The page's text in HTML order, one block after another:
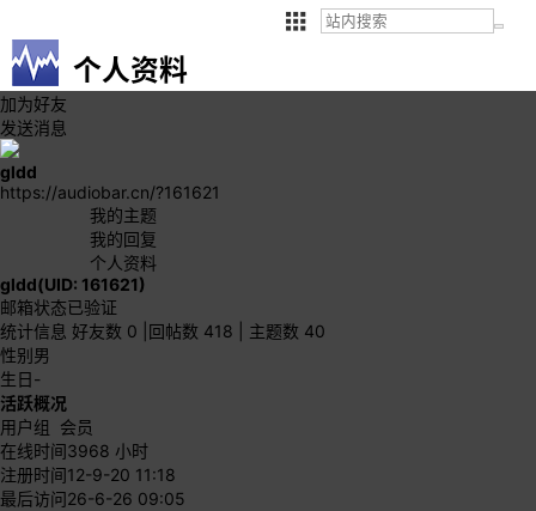
个人资料
加为好友
发送消息
gldd
https://audiobar.cn/?161621
我的主题
我的回复
个人资料
gldd(UID: 161621)
邮箱状态已验证
统计信息 好友数 0 回帖数 418
主题数 40
性别男
生日-
活跃概况
用户组 会员
在线时间3968 小时
注册时间12-9-20 11:18
最后访问26-6-26 09:05